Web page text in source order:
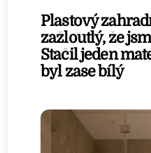
Plastový
zažloutlý, že
Stačil jeden
byl zase bílý